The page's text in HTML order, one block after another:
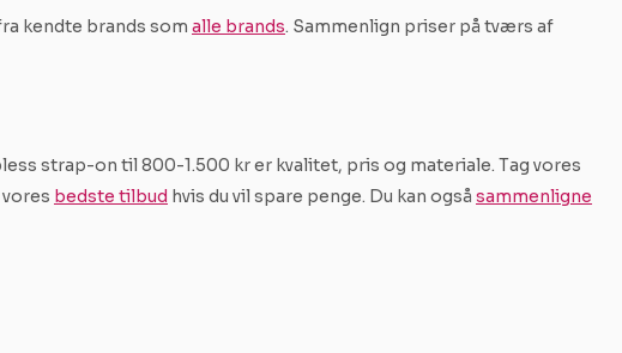
kendte brands som alle brands. Sammenlign priser på tværs af
strap-on til 800-1.500 kr er kvalitet, pris og materiale. Tag vores
bedste tilbud hvis du vil spare penge. Du kan også sammenligne